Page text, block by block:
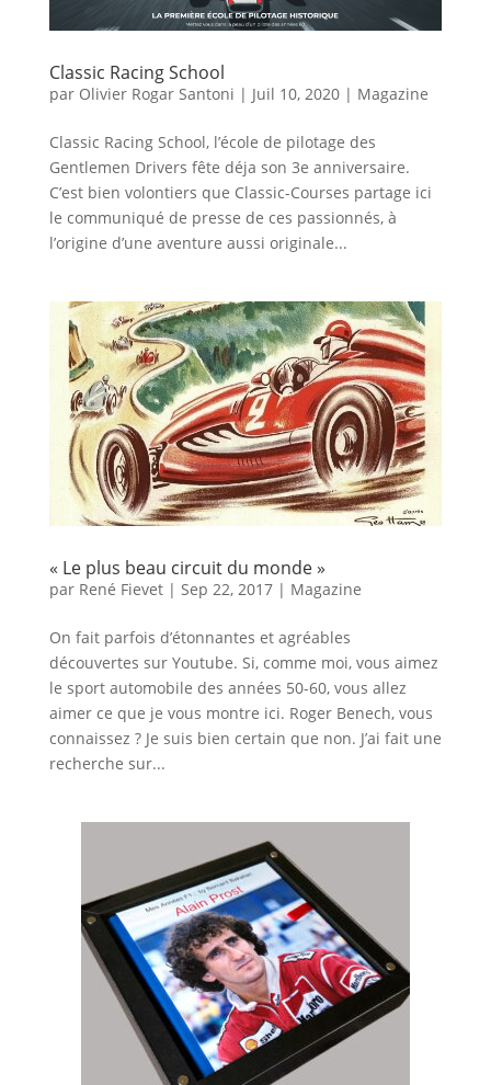
Classic Racing School
par Olivier Rogar Santoni | Juil 10, 2020| Magazine
Classic Racing School, l’école de pilotage des
Gentlemen Drivers fête déja son 3e anniversaire.
C’est bien volontiers que Classic-Courses partage ici
le communiqué de presse de ces passionnés, à
l’origine d’une aventure aussi originale...
« Le plus beau circuit du monde »
par René Fievet| Sep 22, 2017| Magazine
On fait parfois d’étonnantes et agréables
découvertes sur Youtube. Si, comme moi, vous aimez
le sport automobile des années 50-60, vous allez
aimer ce que je vous montre ici. Roger Benech, vous
connaissez ? Je suis bien certain que non. J’ai fait une
recherche sur...